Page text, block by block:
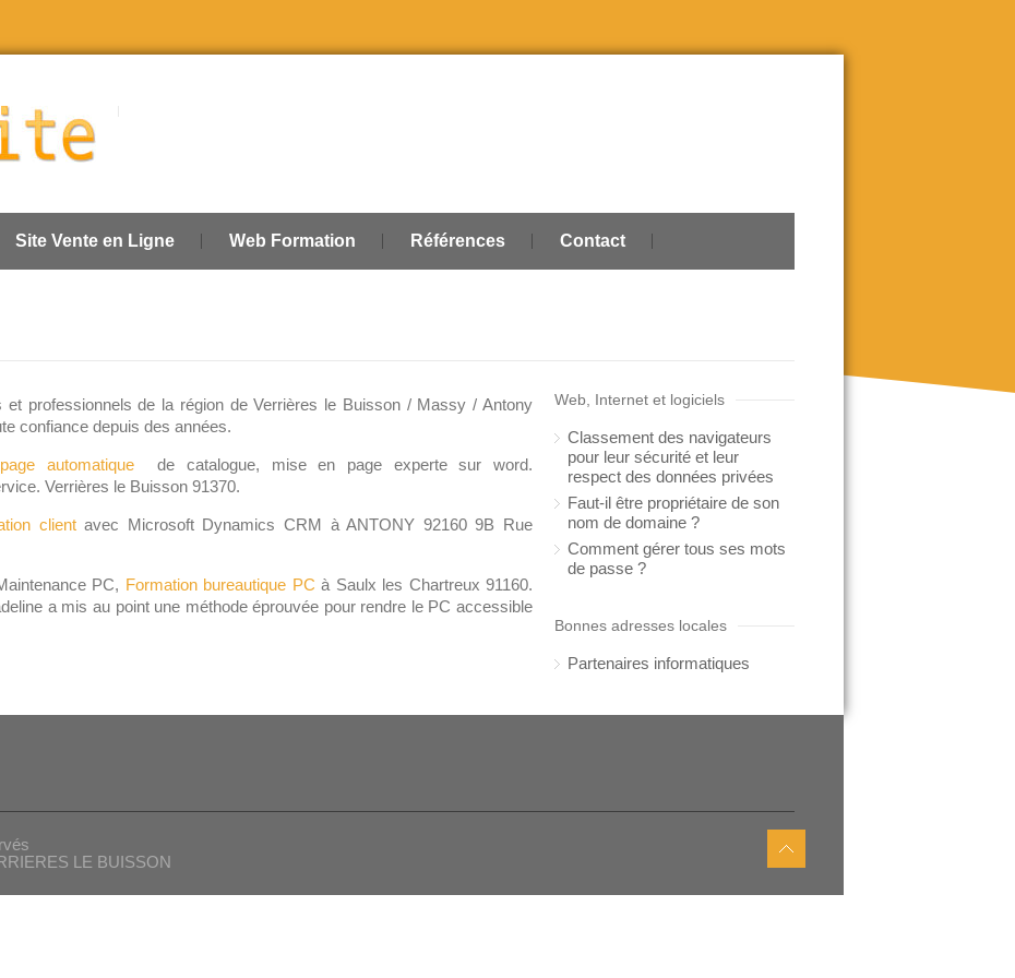
Site Vente en Ligne Web Formation Références Contact
professionnels de la région de Verrières le Buisson / Massy / Antony
confiance depuis des années.
automatique
de catalogue, mise en page experte sur word.
Verrières le Buisson 91370.
clientavec Microsoft Dynamics CRM à ANTONY 92160 9B Rue
PC, Formation bureautique PC à Saulx les Chartreux 91160.
a mis au point une méthode éprouvée pour rendre le PC accessible
Web, Internet et logiciels
Classement des navigateurs
pour leur sécurité et leur
respect des données privées
Faut-il être propriétaire de son
nom de domaine ?
Comment gérer tous ses mots
de passe ?
Bonnes adresses locales
Partenaires informatiques
LE BUISSON